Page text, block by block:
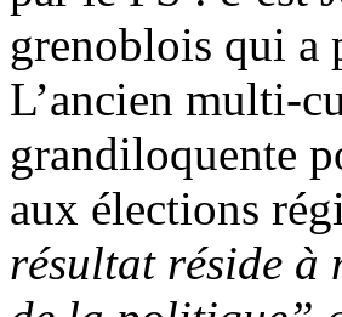
grenoblois qui a
L’ancien multi-
grandiloquente
aux élections
résultat réside à